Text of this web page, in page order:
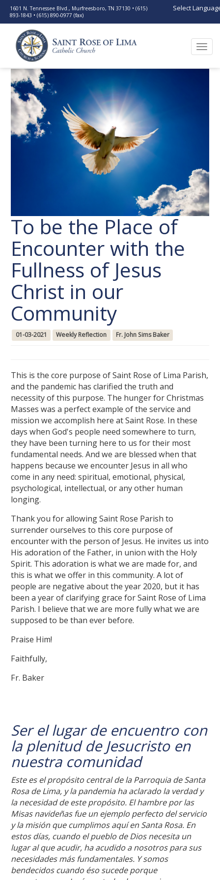
1601 N. Tennessee Blvd., Murfreesboro, TN 37130 • (615)
893-1843 • (615) 890-0977 (fax)
Select
To be the Place of
Encounter with the
Fullness of Jesus
Christ in our
Community
01-03-2021 Weekly Reflection Fr. John Sims Baker
This is the core purpose of Saint Rose of Lima Parish,
and the pandemic has clarified the truth and
necessity of this purpose. The hunger for Christmas
Masses was a perfect example of the service and
mission we accomplish here at Saint Rose. In these
days when God's people need somewhere to turn,
they have been turning here to us for their most
fundamental needs. And we are blessed when that
happens because we encounter Jesus in all who
come in any need: spiritual, emotional, physical,
psychological, intellectual, or any other human
longing.
Thank you for allowing Saint Rose Parish to
surrender ourselves to this core purpose of
encounter with the person of Jesus. He invites us into
His adoration of the Father, in union with the Holy
Spirit. This adoration is what we are made for, and
this is what we offer in this community. A lot of
people are negative about the year 2020, but it has
been a year of clarifying grace for Saint Rose of Lima
Parish. I believe that we are more fully what we are
supposed to be than ever before.
Praise Him!
Faithfully,
Fr. Baker
Ser el lugar de encuentro con
la plenitud de Jesucristo en
nuestra comunidad
Este es el propósito central de la Parroquia de Santa
Rosa de Lima, y la pandemia ha aclarado la verdad y
la necesidad de este propósito. El hambre por las
Misas navideñas fue un ejemplo perfecto del servicio
y la misión que cumplimos aquí en Santa Rosa. En
estos días, cuando el pueblo de Dios necesita un
lugar al que acudir, ha acudido a nosotros para sus
necesidades más fundamentales. Y somos
bendecidos cuando éso sucede porque